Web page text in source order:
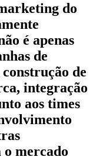
do
é apenas
de
de
integração
aos times
o mercado